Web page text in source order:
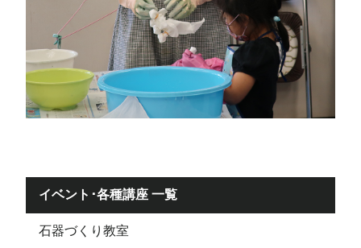
イベント･各種講座 一覧
石器づくり教室